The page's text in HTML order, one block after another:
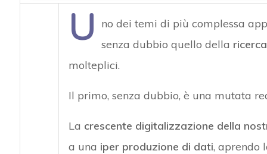
U
no dei temi di più complessa
senza dubbio quello della
molteplici.
Il primo, senza dubbio, è una mutata
La crescente digitalizzazione della
a una iper produzione di dati, aprendo